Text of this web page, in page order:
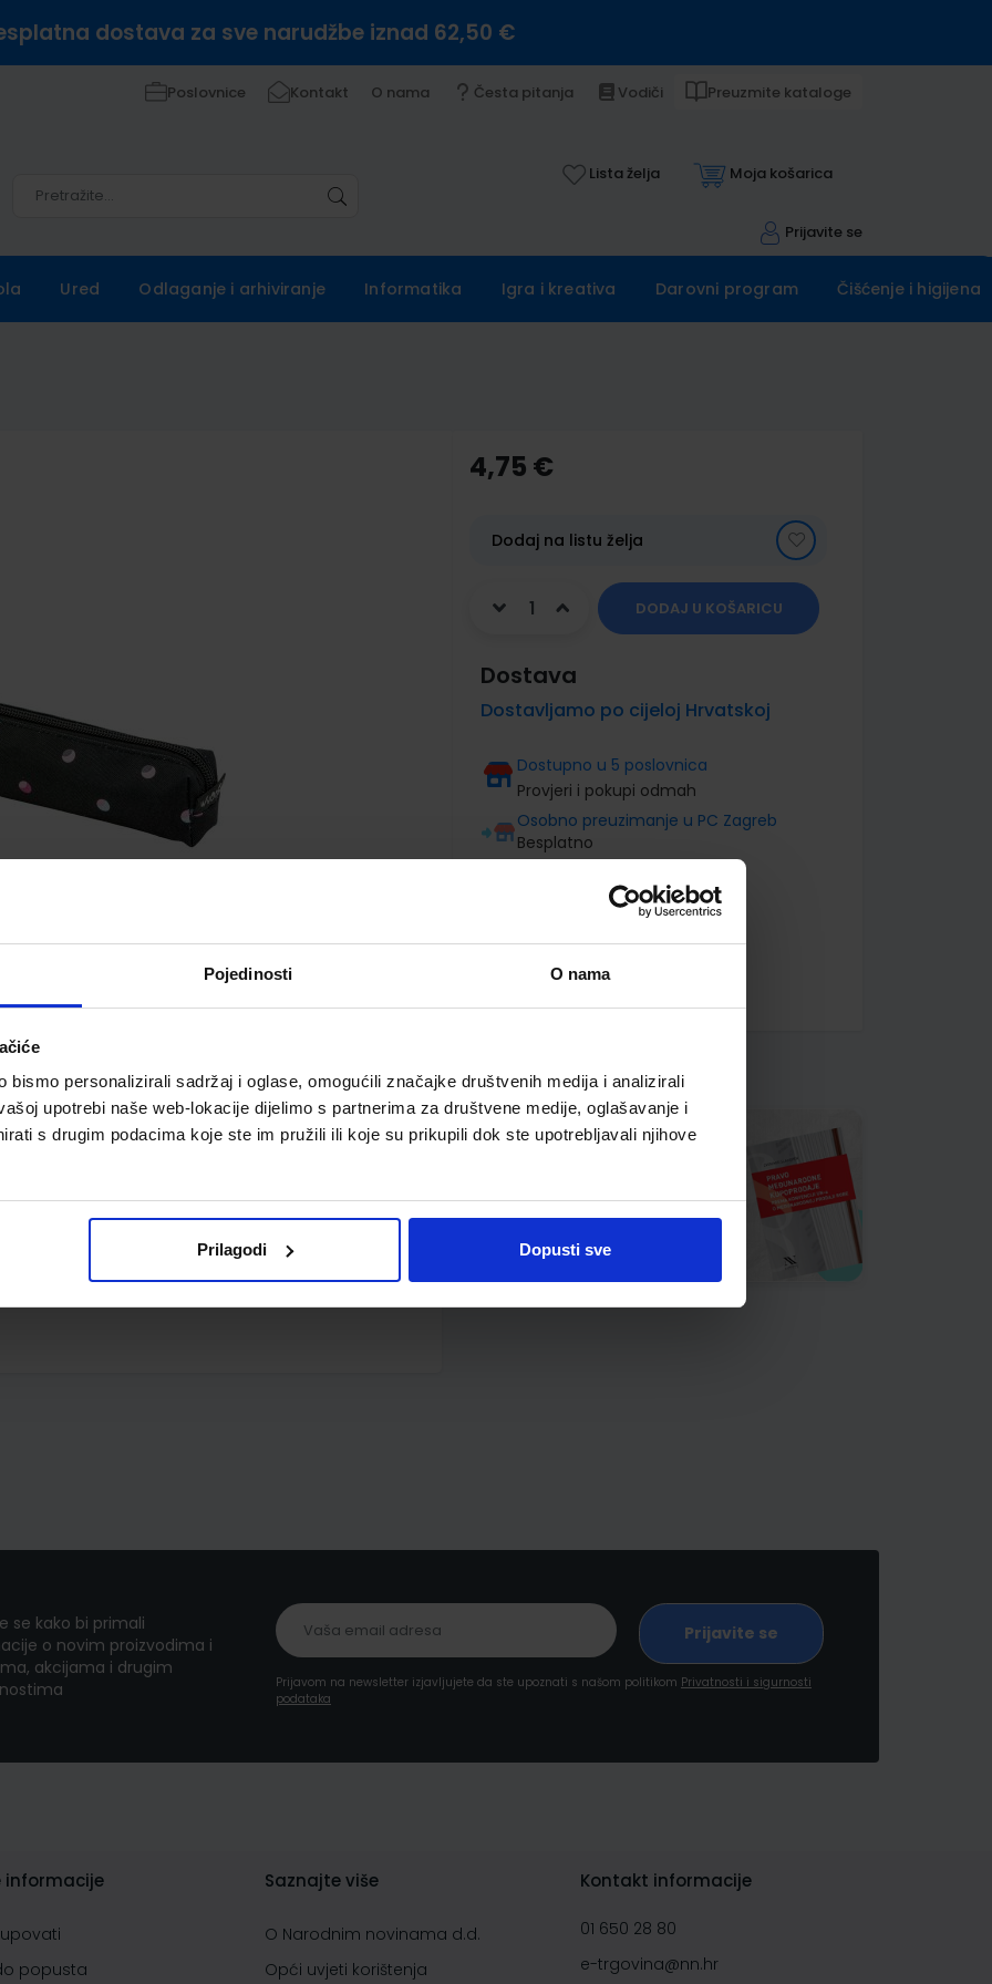
Pojedinosti O nama
bismo personalizirali sadržaj i oglase, omogućili značajke društvenih medija i analizirali
upotrebi naše web-lokacije dijelimo s partnerima za društvene medije, oglašavanje i
s drugim podacima koje ste im pružili ili koje su prikupili dok ste upotrebljavali njihove
Prilagodi Dopusti sve
dostava za sve narudžbe iznad 62,50 €
Poslovnice Kontakt O nama Česta pitanja Vodiči Preuzmite kataloge
Lista želja Moja košarica
Prijavite se
Ured Odlaganje i arhiviranje Informatika Igra i kreativa Darovni program Čišćenje i higijena
4,75 €
Dodaj na listu želja
DODAJ U KOŠARICU
Dostava
Dostavljamo po cijeloj Hrvatskoj
Dostupno u 5 poslovnica
Provjeri i pokupi odmah
Osobno preuzimanje u PC Zagreb
Besplatno
se kako bi primali
o novim proizvodima i
akcijama i drugim
Prijavom na newsletter izjavljujete da ste upoznati s našom politikom Privatnosti i sigurnosti
podataka
informacije
popusta
Saznajte više
O Narodnim novinama d.d.
Opći uvjeti korištenja
Kontakt informacije
01 650 28 80
e-trgovina@nn.hr